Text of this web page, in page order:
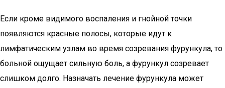
Если кроме видимого воспаления и гнойной точки
появляются красные полосы, которые идут к
лимфатическим узлам во время созревания фурункула, то
больной ощущает сильную боль, а фурункул созревает
слишком долго. Назначать лечение фурункула может